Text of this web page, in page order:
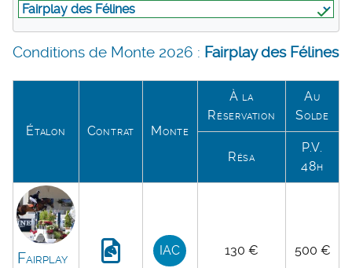
Conditions de Monte 2026 : Fairplay des Félines
Étalon Contrat Monte
À la
Réservation
Au
Solde
Résa
P.V.
48h
Fairplay
IAC 130 € 500 €